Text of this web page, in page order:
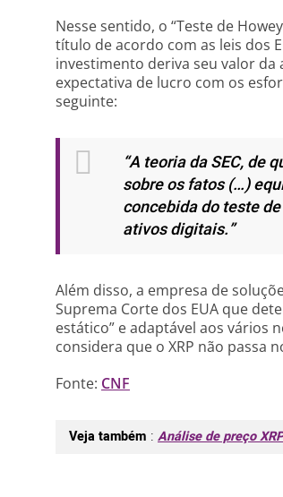
Nesse sentido, o “Teste de
título de acordo com as leis dos
investimento deriva seu valor da
expectativa de lucro com os
seguinte:
“A teoria da SEC, de
sobre os fatos (…)
concebida do teste
ativos digitais.”
Além disso, a empresa de
Suprema Corte dos EUA que
estático” e adaptável aos vários
considera que o XRP não passa
Fonte: CNF
Veja também : Análise de preço